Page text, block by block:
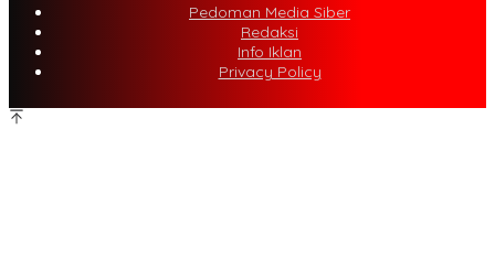
Pedoman Media Siber
Redaksi
Info Iklan
Privacy Policy